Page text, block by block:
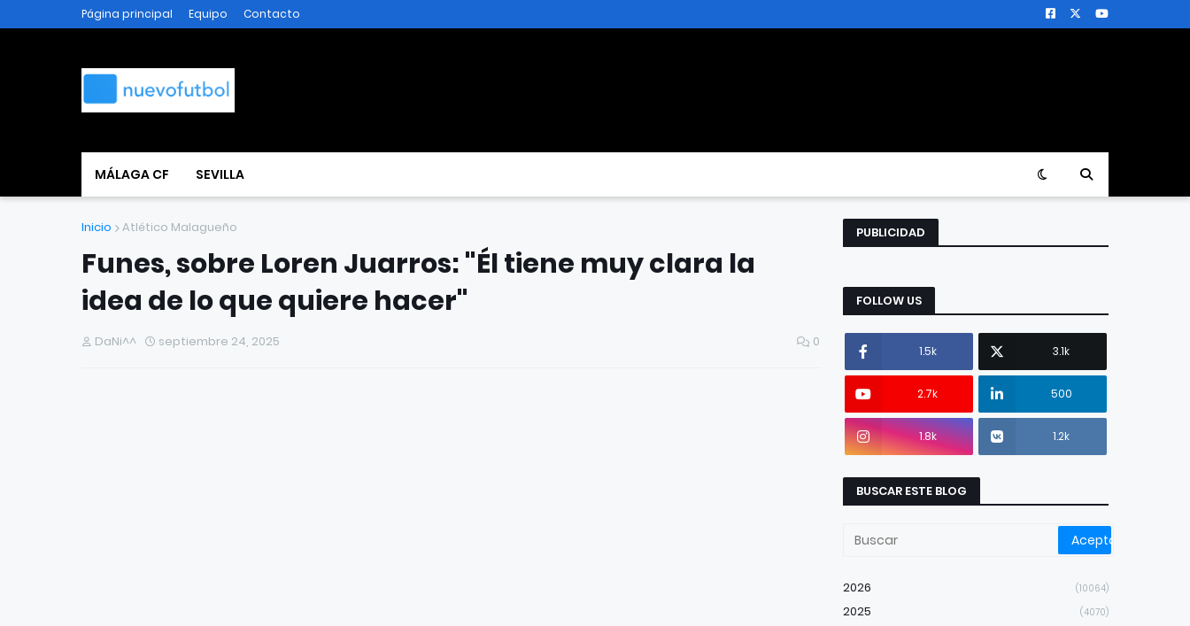
Página principal Equipo Contacto
MÁLAGA CF SEVILLA
Inicio Atlético Malagueño
Funes, sobre Loren Juarros: "Él tiene muy clara la
idea de lo que quiere hacer"
DaNi^^ septiembre 24, 2025 0
PUBLICIDAD
FOLLOW US
1.5k 3.1k
2.7k 500
1.8k 1.2k
BUSCAR ESTE BLOG
2026 (10064)
2025 (4070)